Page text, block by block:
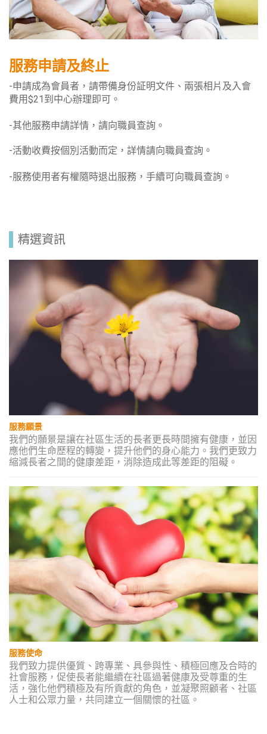
服務申請及終止
-申請成為會員者，請帶備身份証明文件、兩張相片及入會
費用$21到中心辦理即可。
-其他服務申請詳情，請向職員查詢。
-活動收費按個別活動而定，詳情請向職員查詢。
-服務使用者有權隨時退出服務，手續可向職員查詢。
精選資訊
服務願景
我們的願景是讓在社區生活的長者更長時間擁有健康，並因
應他們生命歷程的轉變，提升他們的身心能力。我們更致力
縮減長者之間的健康差距，消除造成此等差距的阻礙。
服務使命
我們致力提供優質、跨專業、具參與性、積極回應及合時的
社會服務，促使長者能繼續在社區過著健康及受尊重的生
活，強化他們積極及有所貢獻的角色，並凝聚照顧者、社區
人士和公眾力量，共同建立一個關懷的社區。